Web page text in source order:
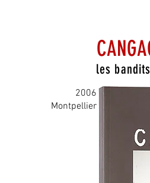
les
2006
Montpellier